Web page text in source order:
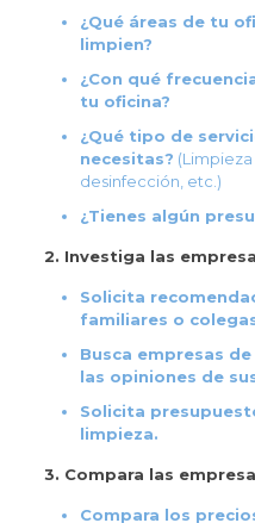
¿Qué áreas de tu
limpien?
¿Con qué
tu oficina?
¿Qué tipo de
necesitas?
desinfección, etc.)
¿Tienes algún
2. Investiga las
Solicita
familiares o
Busca empresas
las opiniones de
Solicita
limpieza.
3. Compara las
Compara los